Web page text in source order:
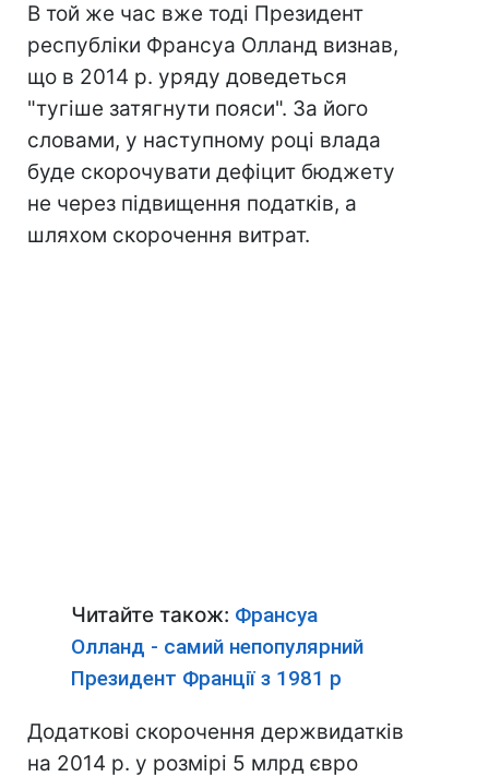
В той же час вже тоді Президент
республіки Франсуа Олланд визнав,
що в 2014 р. уряду доведеться
"тугіше затягнути пояси". За його
словами, у наступному році влада
буде скорочувати дефіцит бюджету
не через підвищення податків, а
шляхом скорочення витрат.
Читайте також: Франсуа
Олланд - самий непопулярний
Президент Франції з 1981 р
Додаткові скорочення держвидатків
на 2014 р. у розмірі 5 млрд євро